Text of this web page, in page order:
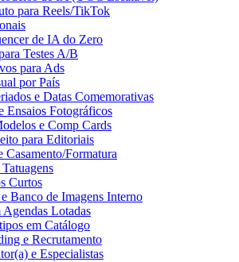
para Reels/TikTok
de IA do Zero
Testes A/B
para Ads
por País
e Datas Comemorativas
Ensaios Fotográficos
e Comp Cards
para Editoriais
Casamento/Formatura
Curtos
Banco de Imagens Interno
Lotadas
em Catálogo
e Recrutamento
e Especialistas